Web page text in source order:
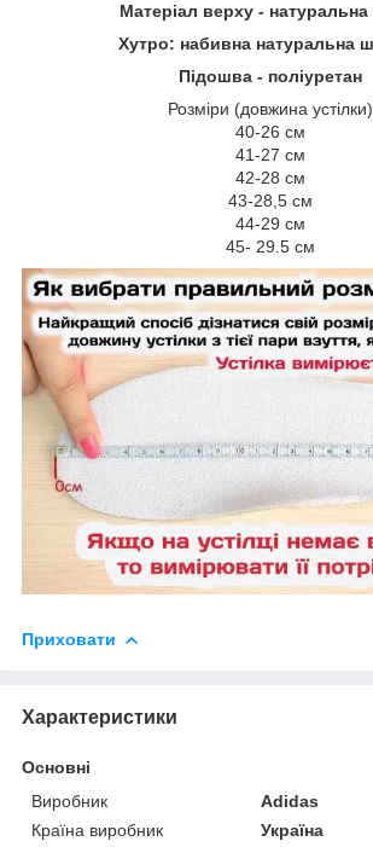
Матеріал верху - натуральна
Хутро: набивна натуральна
Підошва - поліуретан
Розміри (довжина устілки)
40-26 см
41-27 см
42-28 см
43-28,5 см
44-29 см
45- 29.5 см
Приховати
Характеристики
Основні
Виробник
Adidas
Країна виробник
Україна